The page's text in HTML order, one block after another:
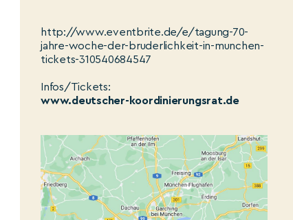
http://www.eventbrite.de/e/tagung-70-
jahre-woche-der-bruderlichkeit-in-munchen-
tickets-310540684547
Infos/Tickets:
www.deutscher-koordinierungsrat.de